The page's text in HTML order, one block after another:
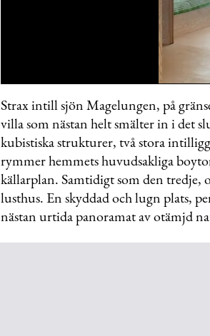
0
of
40
secondsVolume
0%
Strax intill sjön Magelungen, på
villa som nästan helt smälter in i det
kubistiska strukturer, två stora
rymmer hemmets huvudsakliga
källarplan. Samtidigt som den
lusthus. En skyddad och lugn plats,
nästan urtida panoramat av otämjd